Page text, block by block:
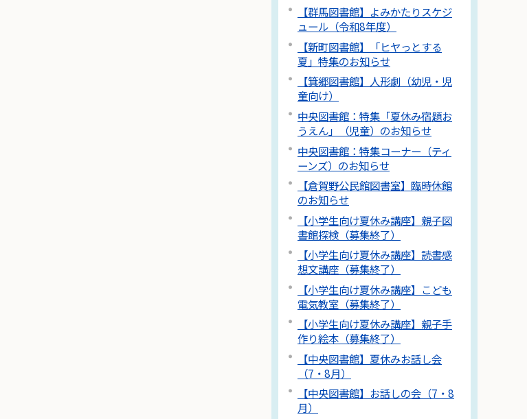
【群馬図書館】よみかたりスケジ
ュール（令和8年度）
【新町図書館】「ヒヤっとする
夏」特集のお知らせ
【箕郷図書館】人形劇（幼児・児
童向け）
中央図書館：特集「夏休み宿題お
うえん」（児童）のお知らせ
中央図書館：特集コーナー（ティ
ーンズ）のお知らせ
【倉賀野公民館図書室】臨時休館
のお知らせ
【小学生向け夏休み講座】親子図
書館探検（募集終了）
【小学生向け夏休み講座】読書感
想文講座（募集終了）
【小学生向け夏休み講座】こども
電気教室（募集終了）
【小学生向け夏休み講座】親子手
作り絵本（募集終了）
【中央図書館】夏休みお話し会
（7・8月）
【中央図書館】お話しの会（7・8
月）